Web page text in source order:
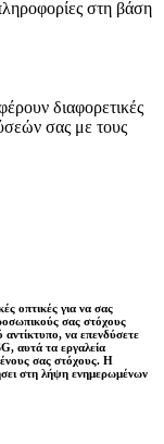
στη βάση
διαφορετικές
σας με τους
οπτικές για να σας
σας στόχους
αντίκτυπο, να επενδύσετε
αυτά τα εργαλεία
σας στόχους. Η
στη λήψη ενημερωμένων